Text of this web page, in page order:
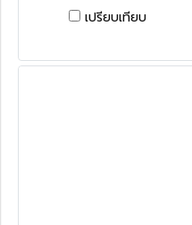
OKURA
เปรียบเทียบ